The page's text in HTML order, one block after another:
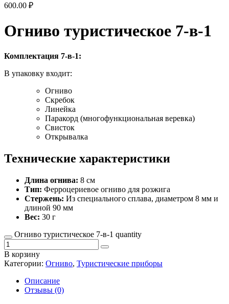
600.00 ₽
Огниво туристическое 7-в-1
Комплектация 7-в-1:
В упаковку входит:
Огниво
Скребок
Линейка
Паракорд (многофункциональная веревка)
Свисток
Открывалка
Технические характеристики
Длина огнива: 8 см
Тип: Ферроцериевое огниво для розжига
Стержень: Из специального сплава, диаметром 8 мм и
длиной 90 мм
Вес: 30 г
Огниво туристическое 7-в-1 quantity
В корзину
Категории: Огниво, Туристические приборы
Описание
Отзывы (0)